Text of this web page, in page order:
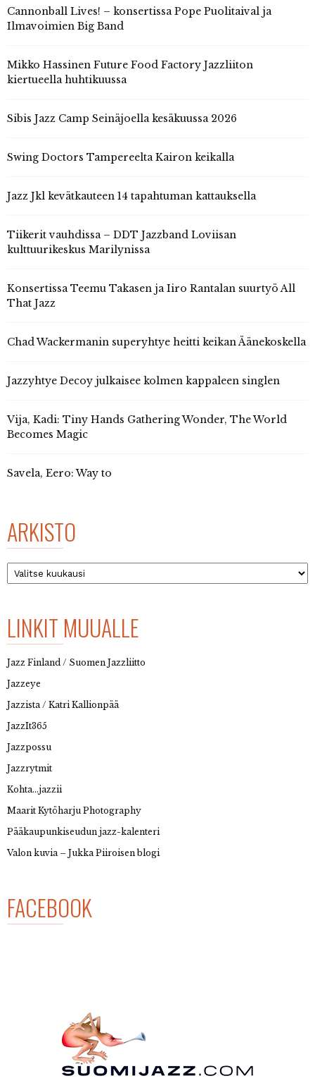
Cannonball Lives! – konsertissa Pope Puolitaival ja
Ilmavoimien Big Band
Mikko Hassinen Future Food Factory Jazzliiton
kiertueella huhtikuussa
Sibis Jazz Camp Seinäjoella kesäkuussa 2026
Swing Doctors Tampereelta Kairon keikalla
Jazz Jkl kevätkauteen 14 tapahtuman kattauksella
Tiikerit vauhdissa – DDT Jazzband Loviisan
kulttuurikeskus Marilynissa
Konsertissa Teemu Takasen ja Iiro Rantalan suurtyö All
That Jazz
Chad Wackermanin superyhtye heitti keikan Äänekoskella
Jazzyhtye Decoy julkaisee kolmen kappaleen singlen
Vija, Kadi: Tiny Hands Gathering Wonder, The World
Becomes Magic
Savela, Eero: Way to
ARKISTO
Arkisto
LINKIT MUUALLE
Jazz Finland / Suomen Jazzliitto
Jazzeye
Jazzista / Katri Kallionpää
JazzIt365
Jazzpossu
Jazzrytmit
Kohta…jazzii
Maarit Kytöharju Photography
Pääkaupunkiseudun jazz-kalenteri
Valon kuvia – Jukka Piiroisen blogi
FACEBOOK